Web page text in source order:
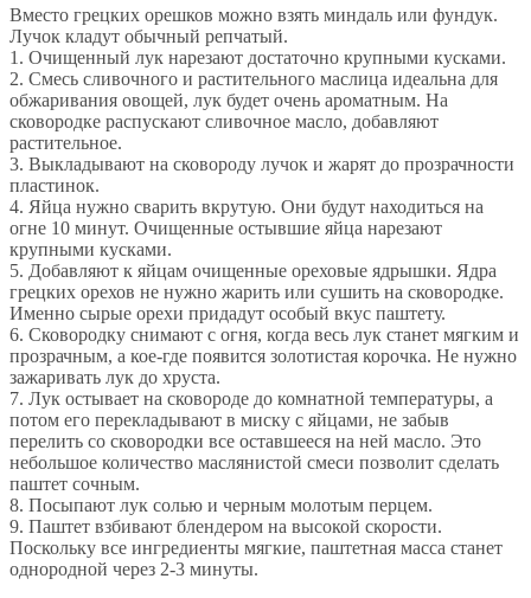
Вместо грецких орешков можно взять миндаль или фундук.
Лучок кладут обычный репчатый.
1. Очищенный лук нарезают достаточно крупными кусками.
2. Смесь сливочного и растительного маслица идеальна для
обжаривания овощей, лук будет очень ароматным. На
сковородке распускают сливочное масло, добавляют
растительное.
3. Выкладывают на сковороду лучок и жарят до прозрачности
пластинок.
4. Яйца нужно сварить вкрутую. Они будут находиться на
огне 10 минут. Очищенные остывшие яйца нарезают
крупными кусками.
5. Добавляют к яйцам очищенные ореховые ядрышки. Ядра
грецких орехов не нужно жарить или сушить на сковородке.
Именно сырые орехи придадут особый вкус паштету.
6. Сковородку снимают с огня, когда весь лук станет мягким и
прозрачным, а кое-где появится золотистая корочка. Не нужно
зажаривать лук до хруста.
7. Лук остывает на сковороде до комнатной температуры, а
потом его перекладывают в миску с яйцами, не забыв
перелить со сковородки все оставшееся на ней масло. Это
небольшое количество маслянистой смеси позволит сделать
паштет сочным.
8. Посыпают лук солью и черным молотым перцем.
9. Паштет взбивают блендером на высокой скорости.
Поскольку все ингредиенты мягкие, паштетная масса станет
однородной через 2-3 минуты.